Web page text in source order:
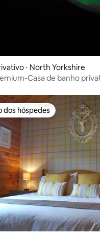
⋅ North Yorkshire
Casa de banho
dos hóspedes
dos hóspedes